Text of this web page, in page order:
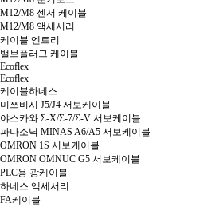
M12/M8 센서 케이블
M12/M8 액세서리
케이블 엔트리
밸브플러그 케이블
Ecoflex
Ecoflex
케이블하네스
미쯔비시 J5/J4 서보케이블
야스카와 Σ-X/Σ-7/Σ-V 서보케이블
파나소닉 MINAS A6/A5 서보케이블
OMRON 1S 서보케이블
OMRON OMNUC G5 서보케이블
PLC용 광케이블
하네스 액세서리
FA케이블